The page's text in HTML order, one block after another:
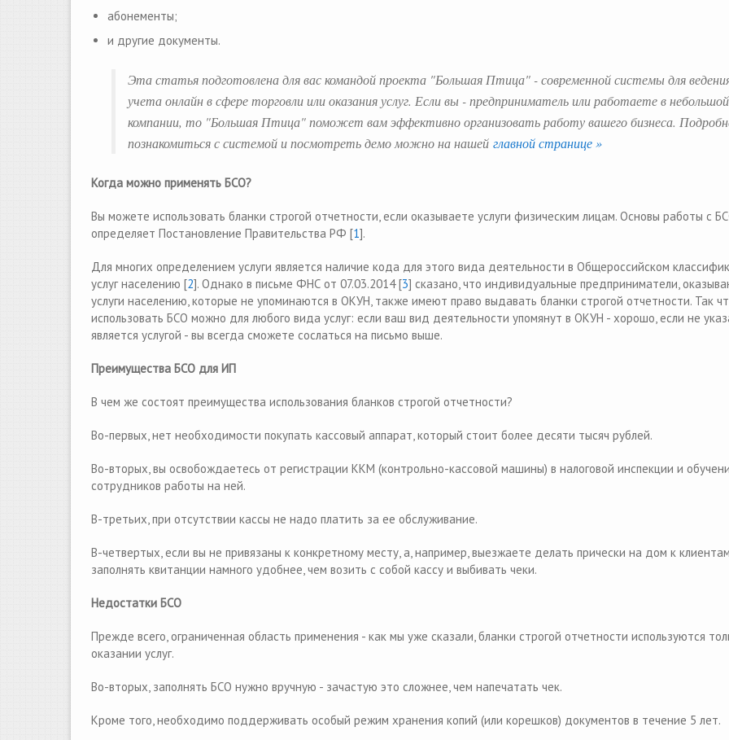
абонементы;
и другие документы.
Эта статья подготовлена для вас командой проекта "Большая Птица" - современной системы для
учета онлайн в сфере торговли или оказания услуг. Если вы - предприниматель или работаете в небольшой
компании, то "Большая Птица" поможет вам эффективно организовать работу вашего бизнеса.
познакомиться с системой и посмотреть демо можно на нашей главной странице »
Когда можно применять БСО?
Вы можете использовать бланки строгой отчетности, если оказываете услуги физическим лицам. Основы работы с
определяет Постановление Правительства РФ [1].
Для многих определением услуги является наличие кода для этого вида деятельности в Общероссийском
услуг населению [2]. Однако в письме ФНС от 07.03.2014 [3] сказано, что индивидуальные предприниматели,
услуги населению, которые не упоминаются в ОКУН, также имеют право выдавать бланки строгой отчетности. Так
использовать БСО можно для любого вида услуг: если ваш вид деятельности упомянут в ОКУН - хорошо, если не
является услугой - вы всегда сможете сослаться на письмо выше.
Преимущества БСО для ИП
В чем же состоят преимущества использования бланков строгой отчетности?
Во-первых, нет необходимости покупать кассовый аппарат, который стоит более десяти тысяч рублей.
Во-вторых, вы освобождаетесь от регистрации ККМ (контрольно-кассовой машины) в налоговой инспекции и
сотрудников работы на ней.
В-третьих, при отсутствии кассы не надо платить за ее обслуживание.
В-четвертых, если вы не привязаны к конкретному месту, а, например, выезжаете делать прически на дом к
заполнять квитанции намного удобнее, чем возить с собой кассу и выбивать чеки.
Недостатки БСО
Прежде всего, ограниченная область применения - как мы уже сказали, бланки строгой отчетности используются
оказании услуг.
Во-вторых, заполнять БСО нужно вручную - зачастую это сложнее, чем напечатать чек.
Кроме того, необходимо поддерживать особый режим хранения копий (или корешков) документов в течение 5 лет.